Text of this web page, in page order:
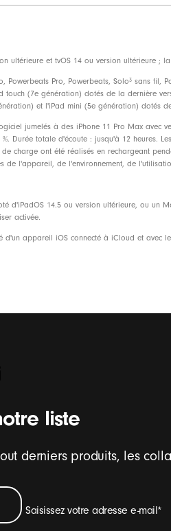
fil Beats Flex
tailles différentes
charge USB-C
rapide
BeatsFlex est composé
ultérieure et tvOS 14 ou version ultérieure
Powerbeats Pro, Powerbeats, Solo3 sans fil,
(7e génération) dotés de la dernière
et l'iPad mini (5e génération) dotés
jumelés à des iPhone 11 Pro Max avec
Durée totale d'écoute : jusqu'à 12 heures.
charge ont été réalisés en rechargeant
l'appareil, de l'environnement, de
d'iPadOS 14.5 ou version ultérieure, ou un
activée.
d'un appareil iOS connecté à iCloud et avec
liste
derniers produits, les
Saisissez votre adresse e-mail*